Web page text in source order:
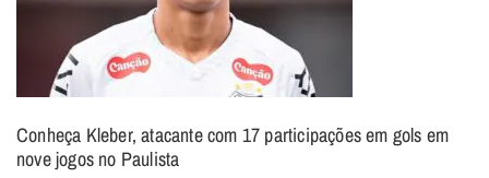
Conheça Kleber, atacante com 17 participações em gols em
nove jogos no Paulista